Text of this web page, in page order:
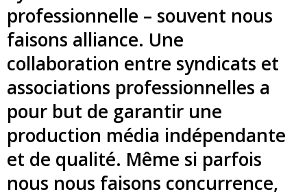
professionnelle – souvent nous
faisons alliance. Une
collaboration entre syndicats et
associations professionnelles a
pour but de garantir une
production média indépendante
et de qualité. Même si parfois
nous nous faisons concurrence,